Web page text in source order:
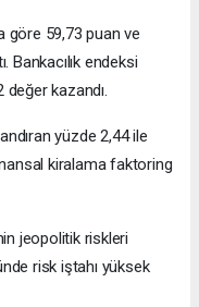
göre 59,73 puan ve
Bankacılık endeksi
kazandı.
yüzde 2,44 ile
kiralama faktoring
jeopolitik riskleri
risk iştahı yüksek